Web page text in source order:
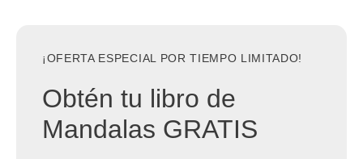
¡OFERTA ESPECIAL POR TIEMPO LIMITADO!
Obtén tu libro de
Mandalas GRATIS